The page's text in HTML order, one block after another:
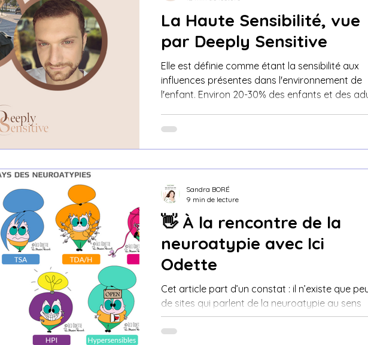
La Haute Sensibilité, vue
par Deeply Sensitive
Elle est définie comme étant la sensibilité aux
influences présentes dans l'environnement de
l'enfant. Environ 20-30% des enfants et des
👋 À la rencontre de la
neuroatypie avec Ici
Odette
Cet article part d’un constat : il n’existe que
de sites qui parlent de la neuroatypie au sens
large, et présente tous les profils...
Sandra BORÉ
9 min de lecture